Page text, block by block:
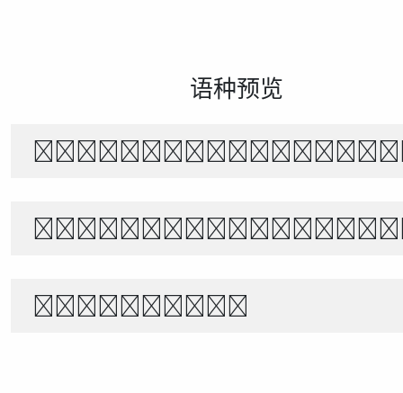
语种预览
风起时，花落无声。月下独行，山水
The quick brown
1234567890